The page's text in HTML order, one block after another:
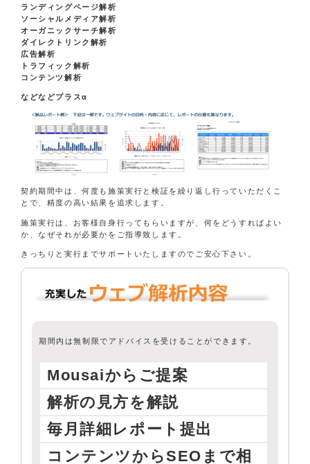
ランディングページ解析
ソーシャルメディア解析
オーガニックサーチ解析
ダイレクトリンク解析
広告解析
トラフィック解析
コンテンツ解析
などなどプラスα
契約期間中は、何度も施策実行と検証を繰り返し行っていただくこ
とで、精度の高い結果を追求します。
施策実行は、お客様自身行ってもらいますが、何をどうすればよい
か、なぜそれが必要かをご指導致します。
きっちりと実行までサポートいたしますのでご安心下さい。
期間内は無制限でアドバイスを受けることができます。
Mousaiからご提案
解析の見方を解説
毎月詳細レポート提出
コンテンツからSEOまで相